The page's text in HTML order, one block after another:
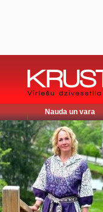
Nauda un vara